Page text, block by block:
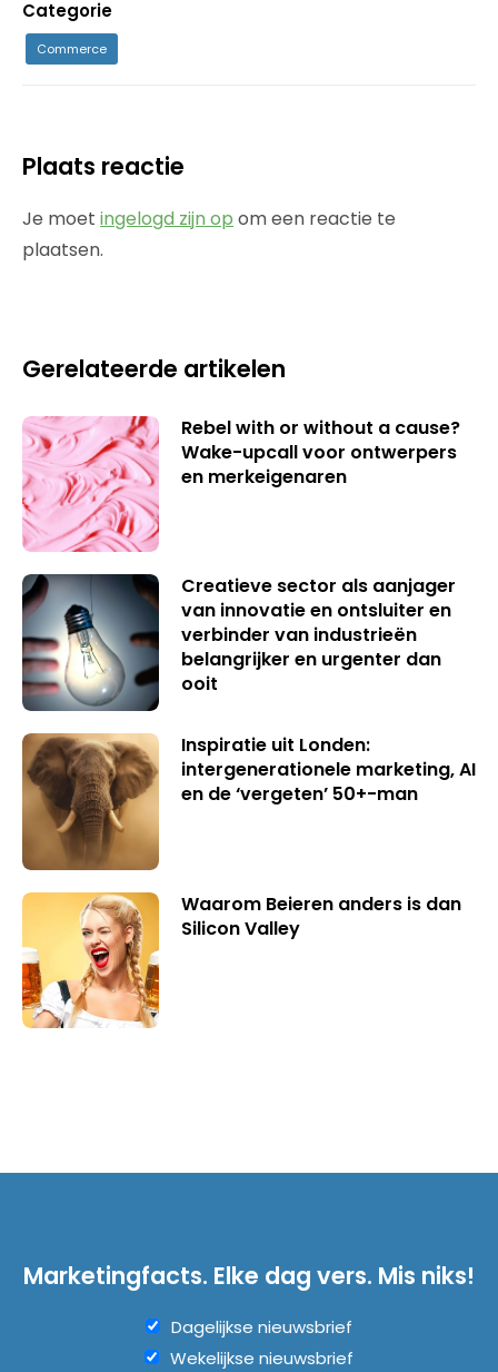
Categorie
Commerce
Plaats reactie
Je moet ingelogd zijn op om een reactie te
plaatsen.
Gerelateerde artikelen
Rebel with or without a cause?
Wake-upcall voor ontwerpers
en merkeigenaren
Creatieve sector als aanjager
van innovatie en ontsluiter en
verbinder van industrieën
belangrijker en urgenter dan
ooit
Inspiratie uit Londen:
intergenerationele marketing, AI
en de ‘vergeten’ 50+-man
Waarom Beieren anders is dan
Silicon Valley
Marketingfacts. Elke dag vers. Mis niks!
Dagelijkse nieuwsbrief
Wekelijkse nieuwsbrief